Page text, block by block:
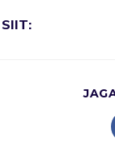
SIIT: